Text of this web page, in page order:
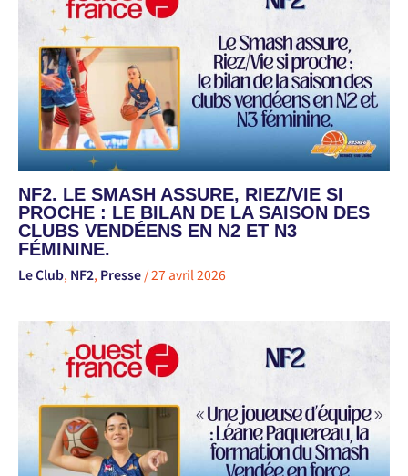
NF2. LE SMASH ASSURE, RIEZ/VIE SI
PROCHE : LE BILAN DE LA SAISON DES
CLUBS VENDÉENS EN N2 ET N3
FÉMININE.
Le Club, NF2, Presse /27 avril 2026